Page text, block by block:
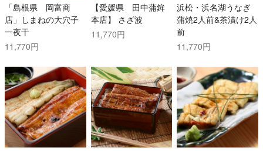
「島根県 岡富商
店」しまねの大穴子
一夜干
11,770円
【愛媛県 田中蒲鉾
本店】 さざ波
11,770円
浜松・浜名湖うなぎ
蒲焼2人前&茶漬け2人
前
11,770円